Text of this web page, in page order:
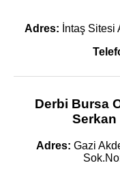
Adres: İntaş Sitesi
Derbi Bursa
Serkan
Adres: Gazi